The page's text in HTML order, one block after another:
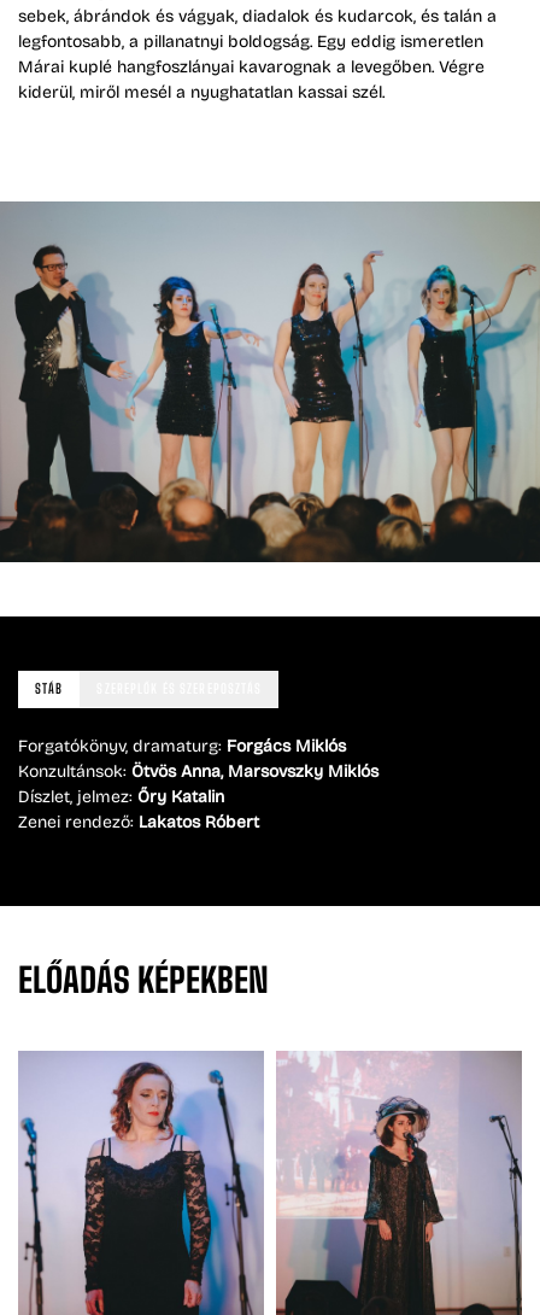
sebek, ábrándok és vágyak, diadalok és kudarcok, és talán a
legfontosabb, a pillanatnyi boldogság. Egy eddig ismeretlen
Márai kuplé hangfoszlányai kavarognak a levegőben. Végre
kiderül, miről mesél a nyughatatlan kassai szél.
STÁB
Forgatókönyv, dramaturg: Forgács Miklós
Konzultánsok: Ötvös Anna, Marsovszky Miklós
Díszlet, jelmez: Őry Katalin
Zenei rendező: Lakatos Róbert
ELŐADÁS KÉPEKBEN